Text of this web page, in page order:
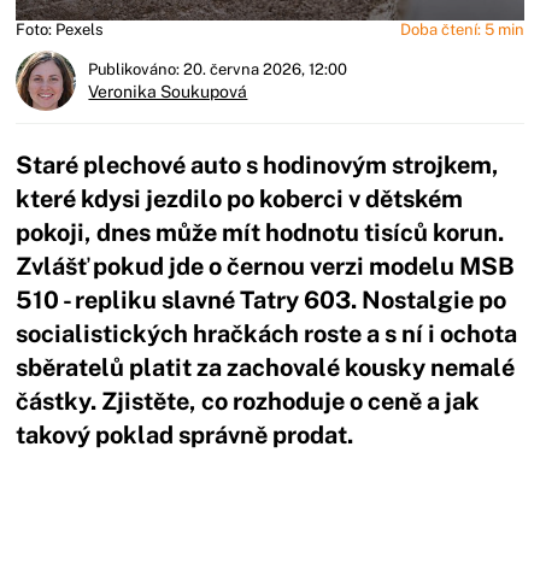
Foto: Pexels Doba čtení: 5 min
Publikováno: 20. června 2026, 12:00
Veronika Soukupová
Staré plechové auto s hodinovým strojkem,
které kdysi jezdilo po koberci v dětském
pokoji, dnes může mít hodnotu tisíců korun.
Zvlášť pokud jde o černou verzi modelu MSB
510 - repliku slavné Tatry 603. Nostalgie po
socialistických hračkách roste a s ní i ochota
sběratelů platit za zachovalé kousky nemalé
částky. Zjistěte, co rozhoduje o ceně a jak
takový poklad správně prodat.